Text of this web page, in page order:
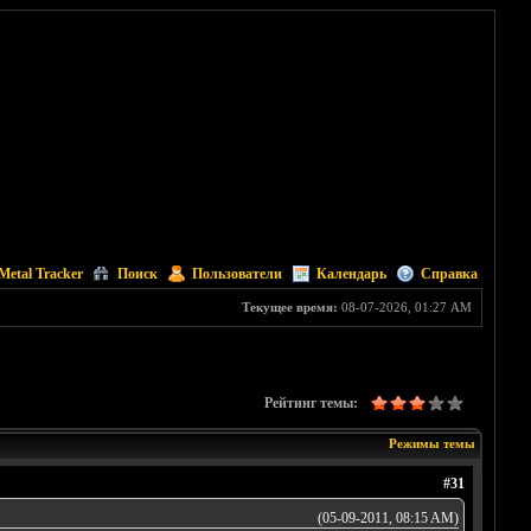
Tracker Поиск Пользователи Календарь Справка
Текущее время: 08-07-2026, 01:27 AM
Рейтинг темы:
Режимы темы
#31
(05-09-2011, 08:15 AM)